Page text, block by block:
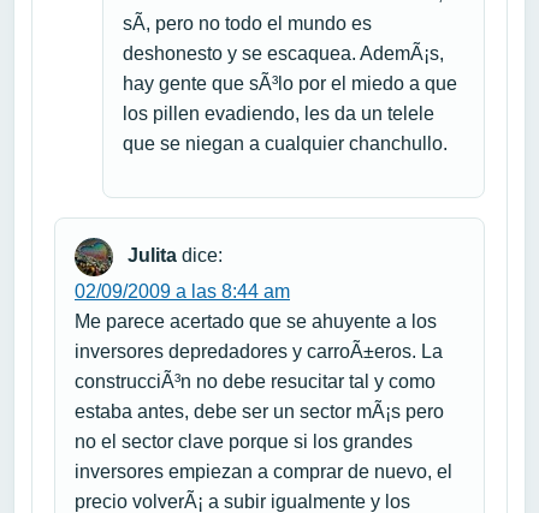
sÃ­, pero no todo el mundo es
deshonesto y se escaquea. AdemÃ¡s,
hay gente que sÃ³lo por el miedo a que
los pillen evadiendo, les da un telele
que se niegan a cualquier chanchullo.
Julita dice:
02/09/2009 a las 8:44 am
Me parece acertado que se ahuyente a los
inversores depredadores y carroÃ±eros. La
construcciÃ³n no debe resucitar tal y como
estaba antes, debe ser un sector mÃ¡s pero
no el sector clave porque si los grandes
inversores empiezan a comprar de nuevo, el
precio volverÃ¡ a subir igualmente y los